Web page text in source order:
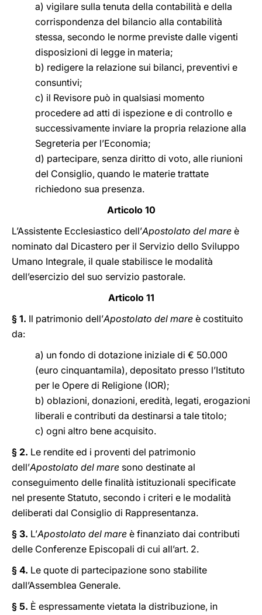
a) vigilare sulla tenuta della contabilità e della
corrispondenza del bilancio alla contabilità
stessa, secondo le norme previste dalle vigenti
disposizioni di legge in materia;
b) redigere la relazione sui bilanci, preventivi e
consuntivi;
c) il Revisore può in qualsiasi momento
procedere ad atti di ispezione e di controllo e
successivamente inviare la propria relazione alla
Segreteria per l’Economia;
d) partecipare, senza diritto di voto, alle riunioni
del Consiglio, quando le materie trattate
richiedono sua presenza.
Articolo 10
L’Assistente Ecclesiastico dell’Apostolato del mare è
nominato dal Dicastero per il Servizio dello Sviluppo
Umano Integrale, il quale stabilisce le modalità
dell’esercizio del suo servizio pastorale.
Articolo 11
§ 1. Il patrimonio dell’Apostolato del mare è costituito
da:
a) un fondo di dotazione iniziale di € 50.000
(euro cinquantamila), depositato presso l’Istituto
per le Opere di Religione (IOR);
b) oblazioni, donazioni, eredità, legati, erogazioni
liberali e contributi da destinarsi a tale titolo;
c) ogni altro bene acquisito.
§ 2. Le rendite ed i proventi del patrimonio
dell’Apostolato del mare sono destinate al
conseguimento delle finalità istituzionali specificate
nel presente Statuto, secondo i criteri e le modalità
deliberati dal Consiglio di Rappresentanza.
§ 3. L’Apostolato del mare è finanziato dai contributi
delle Conferenze Episcopali di cui all’art. 2.
§ 4. Le quote di partecipazione sono stabilite
dall’Assemblea Generale.
§ 5. È espressamente vietata la distribuzione, in